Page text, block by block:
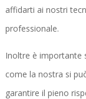
affidarti ai nostri
professionale.
Inoltre è importante
come la nostra si
garantire il pieno